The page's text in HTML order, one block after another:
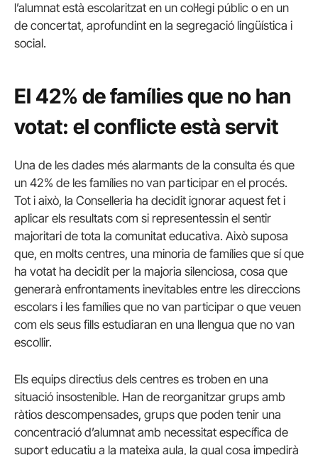
l’alumnat està escolaritzat en un col·legi públic o en un
de concertat, aprofundint en la segregació lingüística i
social.
El 42% de famílies que no han
votat: el conflicte està servit
Una de les dades més alarmants de la consulta és que
un 42% de les famílies no van participar en el procés.
Tot i això, la Conselleria ha decidit ignorar aquest fet i
aplicar els resultats com si representessin el sentir
majoritari de tota la comunitat educativa. Això suposa
que, en molts centres, una minoria de famílies que sí que
ha votat ha decidit per la majoria silenciosa, cosa que
generarà enfrontaments inevitables entre les direccions
escolars i les famílies que no van participar o que veuen
com els seus fills estudiaran en una llengua que no van
escollir.
Els equips directius dels centres es troben en una
situació insostenible. Han de reorganitzar grups amb
ràtios descompensades, grups que poden tenir una
concentració d’alumnat amb necessitat específica de
suport educatiu a la mateixa aula, la qual cosa impedirà